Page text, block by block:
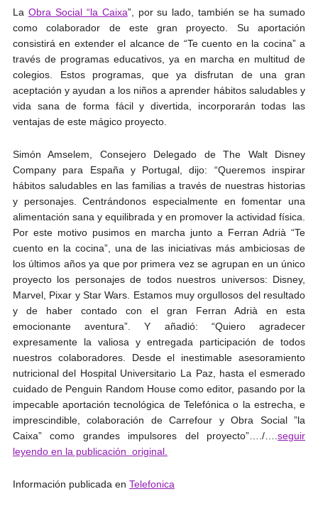
La Obra Social “la Caixa”, por su lado, también se ha sumado
como colaborador de este gran proyecto. Su aportación
consistirá en extender el alcance de “Te cuento en la cocina” a
través de programas educativos, ya en marcha en multitud de
colegios. Estos programas, que ya disfrutan de una gran
aceptación y ayudan a los niños a aprender hábitos saludables y
vida sana de forma fácil y divertida, incorporarán todas las
ventajas de este mágico proyecto.
Simón Amselem, Consejero Delegado de The Walt Disney
Company para España y Portugal, dijo: “Queremos inspirar
hábitos saludables en las familias a través de nuestras historias
y personajes. Centrándonos especialmente en fomentar una
alimentación sana y equilibrada y en promover la actividad física.
Por este motivo pusimos en marcha junto a Ferran Adrià “Te
cuento en la cocina”, una de las iniciativas más ambiciosas de
los últimos años ya que por primera vez se agrupan en un único
proyecto los personajes de todos nuestros universos: Disney,
Marvel, Pixar y Star Wars. Estamos muy orgullosos del resultado
y de haber contado con el gran Ferran Adrià en esta
emocionante aventura”. Y añadió: “Quiero agradecer
expresamente la valiosa y entregada participación de todos
nuestros colaboradores. Desde el inestimable asesoramiento
nutricional del Hospital Universitario La Paz, hasta el esmerado
cuidado de Penguin Random House como editor, pasando por la
impecable aportación tecnológica de Telefónica o la estrecha, e
imprescindible, colaboración de Carrefour y Obra Social ”la
Caixa” como grandes impulsores del proyecto”…./….seguir
leyendo en la publicación original.
Información publicada en Telefonica